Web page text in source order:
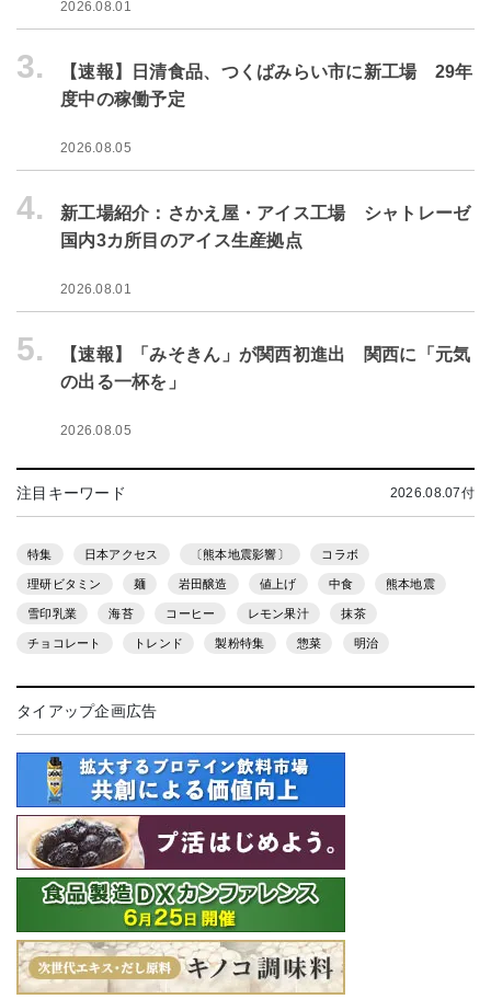
2026.08.01
3.
【速報】日清食品、つくばみらい市に新工場 29年
度中の稼働予定
2026.08.05
4.
新工場紹介：さかえ屋・アイス工場 シャトレーゼ
国内3カ所目のアイス生産拠点
2026.08.01
5.
【速報】「みそきん」が関西初進出 関西に「元気
の出る一杯を」
2026.08.05
注目キーワード 2026.08.07付
特集 日本アクセス 〔熊本地震影響〕 コラボ
理研ビタミン 麺 岩田醸造 値上げ 中食 熊本地震
雪印乳業 海苔 コーヒー レモン果汁 抹茶
チョコレート トレンド 製粉特集 惣菜 明治
タイアップ企画広告